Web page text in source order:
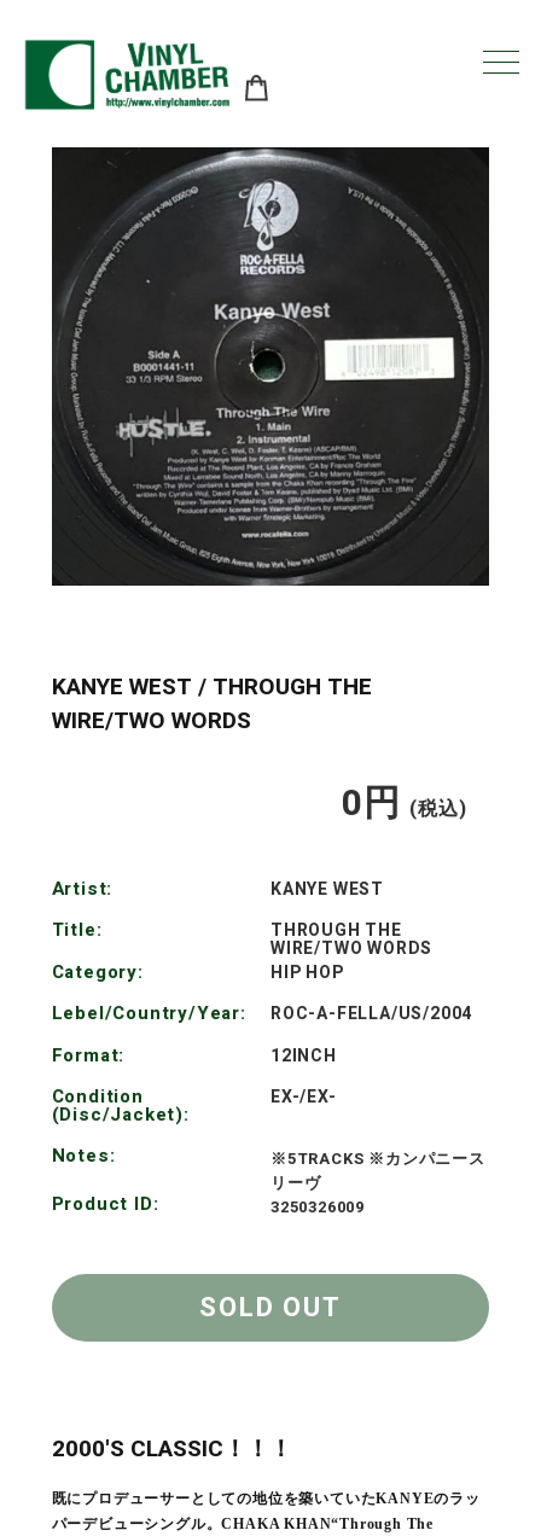
KANYE WEST / THROUGH THE
WIRE/TWO WORDS
0円 (税込)
Artist: KANYE WEST
Title: THROUGH THE
WIRE/TWO WORDS
Category: HIP HOP
Lebel/Country/Year: ROC-A-FELLA/US/2004
Format: 12INCH
Condition
(Disc/Jacket):
EX-/EX-
Notes:
※5TRACKS ※カンパニース
リーヴ
Product ID: 3250326009
SOLD OUT
2000'S CLASSIC！！！
既にプロデューサーとしての地位を築いていたKANYEのラッ
パーデビューシングル。CHAKA KHAN“Through The